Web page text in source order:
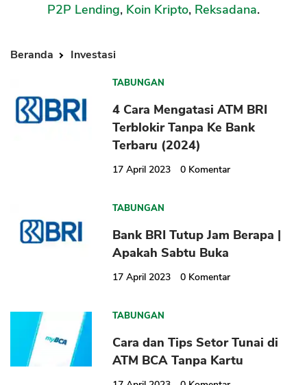
P2P Lending, Koin Kripto, Reksadana.
Beranda Investasi
TABUNGAN
4 Cara Mengatasi ATM BRI
Terblokir Tanpa Ke Bank
Terbaru (2024)
17 April 2023 0 Komentar
TABUNGAN
Bank BRI Tutup Jam Berapa |
Apakah Sabtu Buka
17 April 2023 0 Komentar
TABUNGAN
Cara dan Tips Setor Tunai di
ATM BCA Tanpa Kartu